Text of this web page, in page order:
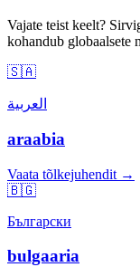
Vajate teist keelt?
kohandub globaalsete
🇸🇦
العربية
araabia
Vaata tõlkejuhendit →
🇧🇬
Български
bulgaaria